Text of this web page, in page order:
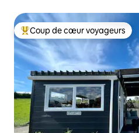
Coup de cœur voyageurs
Coup de cœur voyageurs